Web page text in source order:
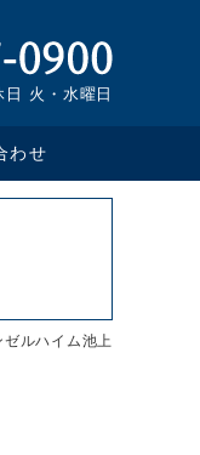
日 火・水曜日
わせ
ゼルハイム池上